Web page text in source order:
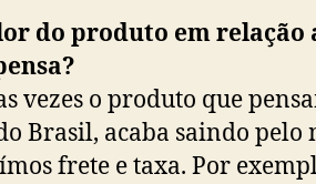
do produto em relação
vezes o produto que
Brasil, acaba saindo pelo
frete e taxa. Por